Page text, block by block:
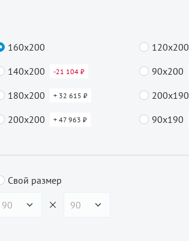
160x200
140x200 -21 104 ₽
180x200 + 32 615 ₽
200x200 + 47 963 ₽
120x200
90x200
200x190
90x190
Свой размер